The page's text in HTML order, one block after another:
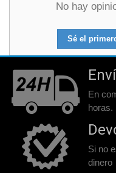
No hay
Sé el
En
horas.
Si no
dinero